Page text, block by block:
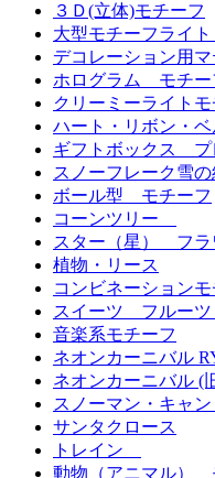
３Ｄ(立体)モチーフ
大型モチーフライ
デコレーション用
ホログラム モチー
クリーミーライトモ
ハート・リボン・ベ
ギフトボックス プ
スノーフレーク雪の
ボール型 モチーフ
コーンツリー
スター（星） フラ
植物・リース
コンビネーションモ
スイーツ フルー
音楽系モチーフ
ネオンカーニバル
ネオンカーニバル (
スノーマン・キャ
サンタクロース
トレイン
動物（アニマル）